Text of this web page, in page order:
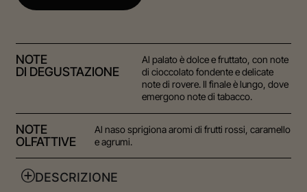
NOTE
DI DEGUSTAZIONE
Al palato è dolce e fruttato, con note
di cioccolato fondente e delicate
note di rovere. Il finale è lungo, dove
emergono note di tabacco.
NOTE
OLFATTIVE
Al naso sprigiona aromi di frutti rossi, caramello
e agrumi.
DESCRIZIONE